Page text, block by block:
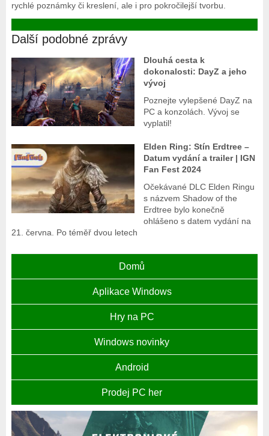
rychlé poznámky či kreslení, ale i pro pokročilejší tvorbu.
Další podobné zprávy
Dlouhá cesta k
dokonalosti: DayZ a jeho
vývoj
Poznejte vylepšené DayZ na
PC a konzolách. Vývoj se
vyplatil!
Elden Ring: Stín Erdtree –
Datum vydání a trailer | IGN
Fan Fest 2024
Očekávané DLC Elden Ringu
s názvem Shadow of the
Erdtree bylo konečně
ohlášeno s datem vydání na
21. června. Po téměř dvou letech
Domů
Aplikace Windows
Hry na PC
Windows novinky
Android
Prodej PC her